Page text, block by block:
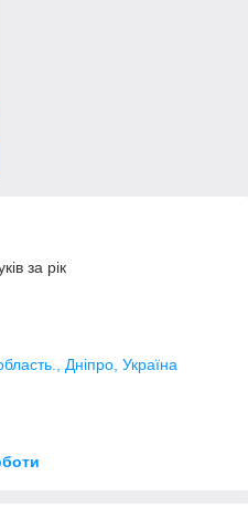
за рік
Дніпро, Україна